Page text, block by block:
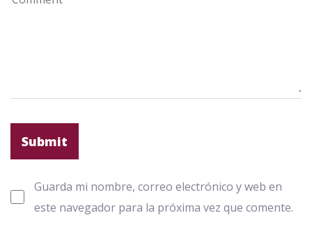
Guarda mi nombre, correo electrónico y web en
este navegador para la próxima vez que comente.